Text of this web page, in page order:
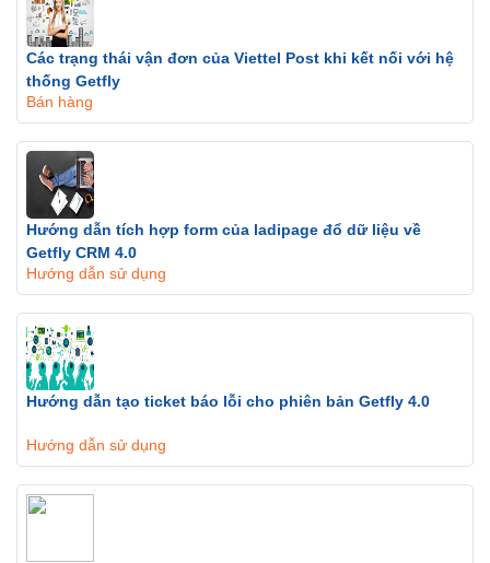
Các trạng thái vận đơn của Viettel Post khi kết nối với hệ
thống Getfly
Bán hàng
Hướng dẫn tích hợp form của ladipage đổ dữ liệu về
Getfly CRM 4.0
Hướng dẫn sử dụng
Hướng dẫn tạo ticket báo lỗi cho phiên bản Getfly 4.0
Hướng dẫn sử dụng